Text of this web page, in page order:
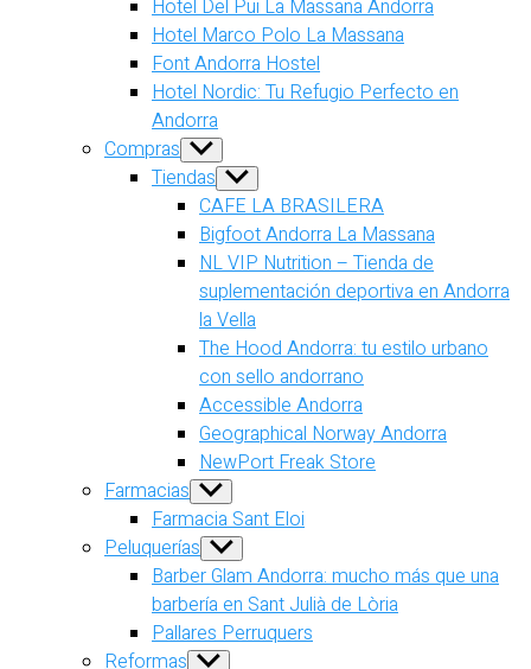
Hotel Del Pui La Massana Andorra
Hotel Marco Polo La Massana
Font Andorra Hostel
Hotel Nordic: Tu Refugio Perfecto en
Andorra
Compras Show
sub
menu
Tiendas Show
sub
menu
CAFE LA BRASILERA
Bigfoot Andorra La Massana
NL VIP Nutrition – Tienda de
suplementación deportiva en Andorra
la Vella
The Hood Andorra: tu estilo urbano
con sello andorrano
Accessible Andorra
Geographical Norway Andorra
NewPort Freak Store
Farmacias Show
sub
menu
Farmacia Sant Eloi
Peluquerías Show
sub
menu
Barber Glam Andorra: mucho más que una
barbería en Sant Julià de Lòria
Pallares Perruquers
Reformas Show